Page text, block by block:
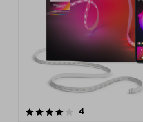
4arvostelut
4.5 viidestä